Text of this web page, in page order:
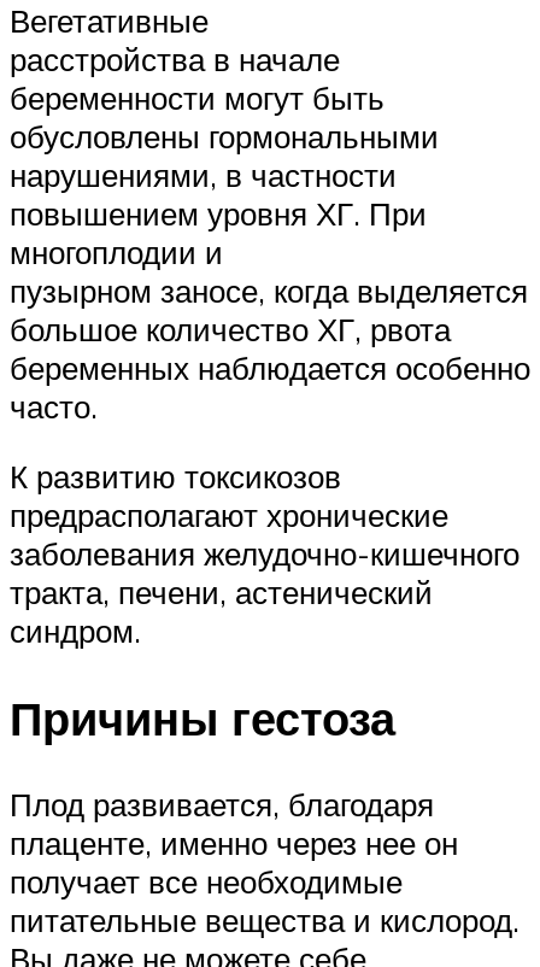
Вегетативные
расстройства в начале
беременности могут быть
обусловлены гормональными
нарушениями, в частности
повышением уровня ХГ. При
многоплодии и
пузырном заносе, когда выделяется
большое количество ХГ, рвота
беременных наблюдается особенно
часто.
К развитию токсикозов
предрасполагают хронические
заболевания желудочно-кишечного
тракта, печени, астенический
синдром.
Причины гестоза
Плод развивается, благодаря
плаценте, именно через нее он
получает все необходимые
питательные вещества и кислород.
Вы даже не можете себе